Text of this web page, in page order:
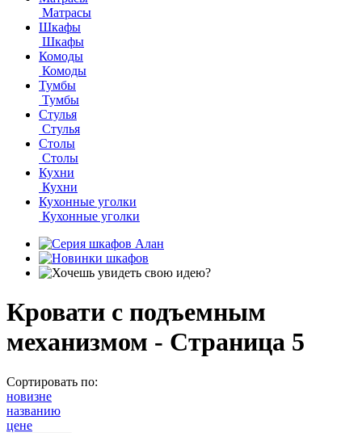
Матрасы
Шкафы
Шкафы
Комоды
Комоды
Тумбы
Тумбы
Стулья
Стулья
Столы
Столы
Кухни
Кухни
Кухонные уголки
Кухонные уголки
Кровати с подъемным
механизмом - Страница 5
Сортировать по:
новизне
названию
цене